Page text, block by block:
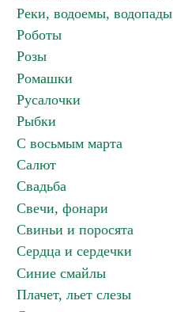
Реки, водоемы, водопады
Роботы
Розы
Ромашки
Русалочки
Рыбки
С восьмым марта
Салют
Свадьба
Свечи, фонари
Свиньи и поросята
Сердца и сердечки
Синие смайлы
Плачет, льет слезы